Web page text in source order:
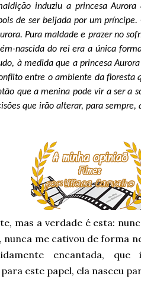
induziu a princesa
de ser beijada por um
Pura maldade e prazer no
nascida do rei era a única
à medida que a princesa
entre o ambiente da floresta
que a menina pode vir a ser a
que irão alterar, para sempre,
mas a verdade é esta:
me cativou de forma
encantada, que
este papel, ela nasceu